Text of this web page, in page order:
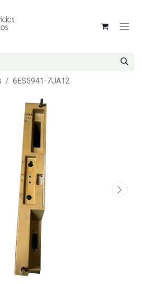
6ES5941-7UA12